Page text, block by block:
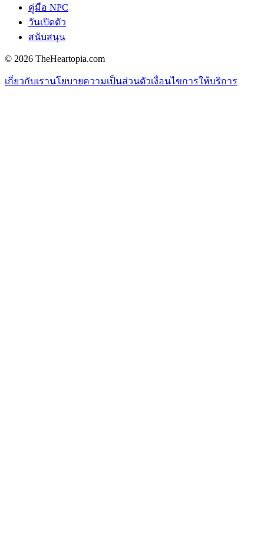
คู่มือ NPC
วันเปิดตัว
สนับสนุน
© 2026 TheHeartopia.com
เกี่ยวกับเรานโยบายความเป็นส่วนตัวเงื่อนไขการให้บริการ